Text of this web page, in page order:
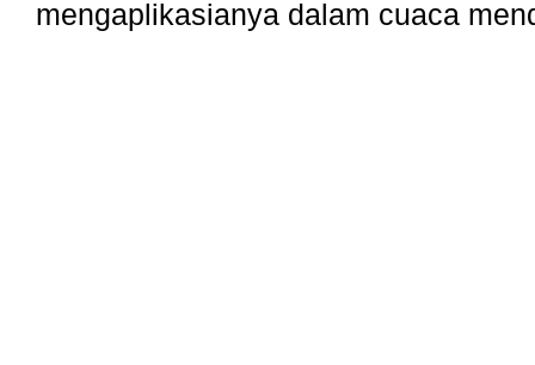
mengaplikasianya dalam cuaca